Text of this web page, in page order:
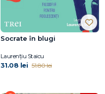
Socrate în blugi
Laurențiu Staicu
31.08 lei 51.80 lei